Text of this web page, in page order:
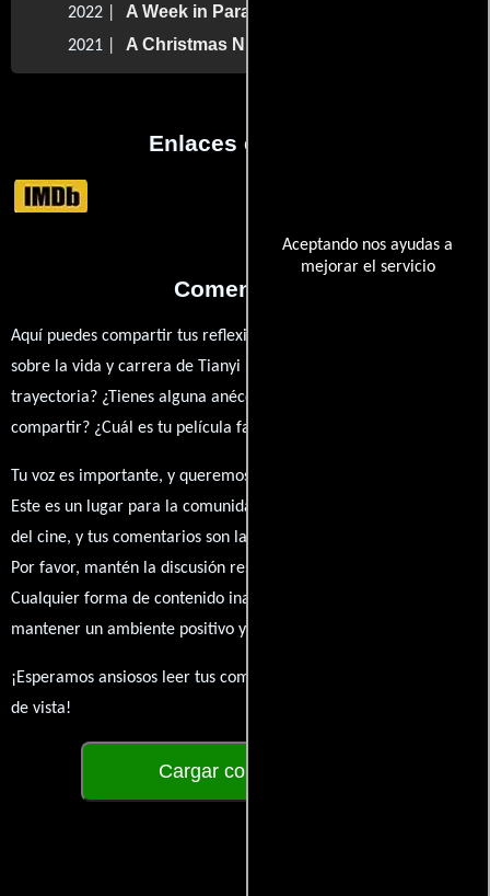
Aceptando nos ayudas a
mejorar el servicio
2022 | A Week in Paradise
2021 | A Christmas Number One
Enlaces externos
Comentarios
Aquí puedes compartir tus reflexiones, anécdotas y opiniones
sobre la vida y carrera de Tianyi Kiy. ¿Qué te ha inspirado de su
trayectoria? ¿Tienes alguna anécdota personal que desees
compartir? ¿Cuál es tu película favorita en la que ha participado?
Tu voz es importante, y queremos escuchar tus pensamientos.
Este es un lugar para la comunidad de admiradores y amantes
del cine, y tus comentarios son la esencia de esta conversación.
Por favor, mantén la discusión respetuosa y constructiva.
Cualquier forma de contenido inapropiado será eliminado para
mantener un ambiente positivo y enriquecedor para todos.
¡Esperamos ansiosos leer tus comentarios y conocer tus puntos
de vista!
Cargar comentarios